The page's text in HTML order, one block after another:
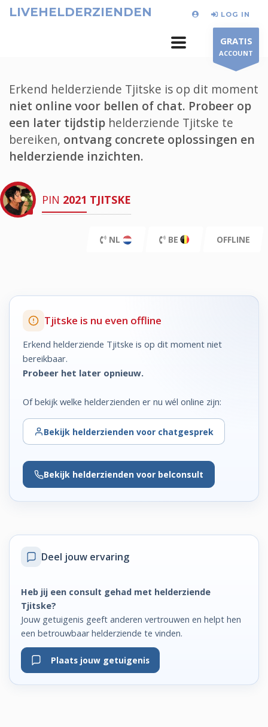
LIVEHELDERZIENDEN LOG IN
GRATIS
ACCOUNT
Erkend helderziende Tjitske is op dit moment
niet online voor bellen of chat. Probeer op
een later tijdstip helderziende Tjitske te
bereiken, ontvang concrete oplossingen en
helderziende inzichten.
PIN 2021 TJITSKE
NL BE OFFLINE
Tjitske is nu even offline
Erkend helderziende Tjitske is op dit moment niet
bereikbaar.
Probeer het later opnieuw.
Of bekijk welke helderzienden er nu wél online zijn:
Bekijk helderzienden voor chatgesprek
Bekijk helderzienden voor belconsult
Deel jouw ervaring
Heb jij een consult gehad met helderziende
Tjitske?
Jouw getuigenis geeft anderen vertrouwen en helpt hen
een betrouwbaar helderziende te vinden.
Plaats jouw getuigenis